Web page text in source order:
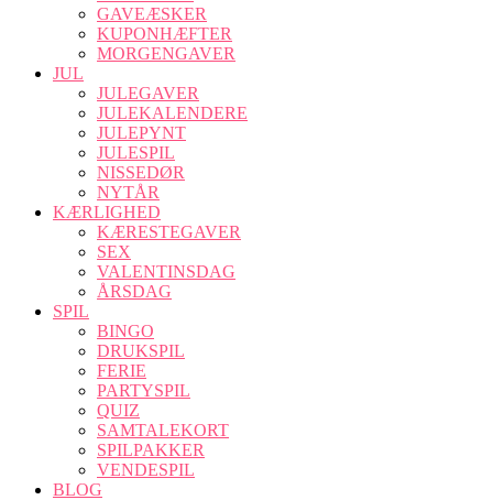
GAVEÆSKER
KUPONHÆFTER
MORGENGAVER
JUL
JULEGAVER
JULEKALENDERE
JULEPYNT
JULESPIL
NISSEDØR
NYTÅR
KÆRLIGHED
KÆRESTEGAVER
SEX
VALENTINSDAG
ÅRSDAG
SPIL
BINGO
DRUKSPIL
FERIE
PARTYSPIL
QUIZ
SAMTALEKORT
SPILPAKKER
VENDESPIL
BLOG